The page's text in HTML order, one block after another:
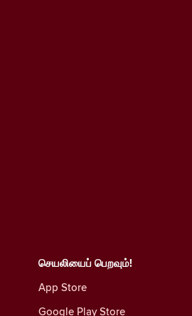
செயலியைப் பெறவும்!
App Store
Google Play Store